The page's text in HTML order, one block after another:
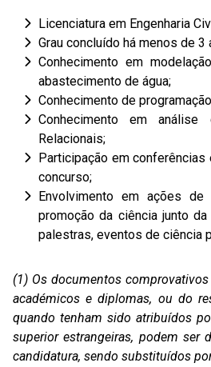
Licenciatura em Engenharia
Grau concluído há menos de 3
Conhecimento em
abastecimento de água;
Conhecimento de
Conhecimento em
Relacionais;
Participação em
concurso;
Envolvimento em ações
promoção da ciência junto
palestras, eventos de ciência
(1) Os documentos
académicos e diplomas, ou do
quando tenham sido atribuídos
superior estrangeiras, podem ser
candidatura, sendo substituídos